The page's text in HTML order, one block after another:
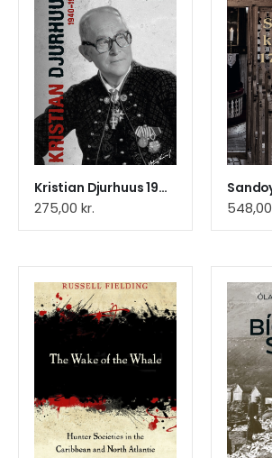
Kristian Djurhuus 1940 - 1984 (12)
275,00 kr. 548,00